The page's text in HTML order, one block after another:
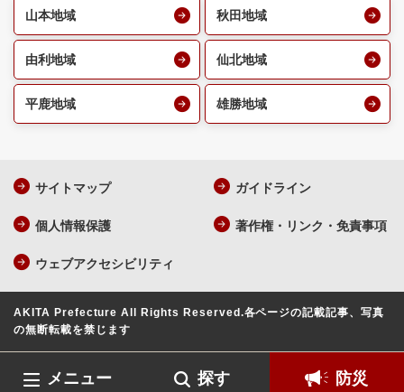
メニュー 探す 防災
山本地域 秋田地域
由利地域 仙北地域
平鹿地域 雄勝地域
サイトマップ ガイドライン
個人情報保護 著作権・リンク・免責事項
ウェブアクセシビリティ
AKITA Prefecture All Rights Reserved.各ページの記載記事、写真
の無断転載を禁じます